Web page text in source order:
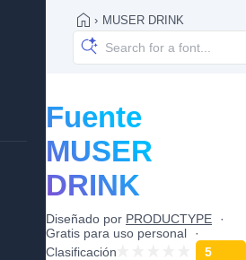
› MUSER DRINK
Fuente
MUSER
DRINK
Diseñado por PRODUCTYPE
Gratis para uso personal
Clasificación
5